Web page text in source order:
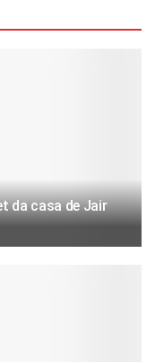
da casa de Jair